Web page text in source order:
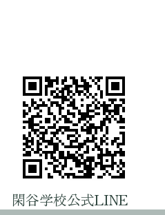
閑谷学校公式LINE